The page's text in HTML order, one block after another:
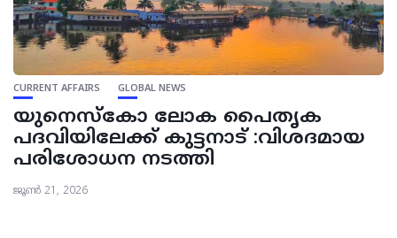
CURRENT AFFAIRS GLOBAL NEWS
യുനെസ്കോ ലോക പൈതൃക
പദവിയിലേക്ക് കുട്ടനാട് :വിശദമായ
പരിശോധന നടത്തി
ജൂൺ 21, 2026